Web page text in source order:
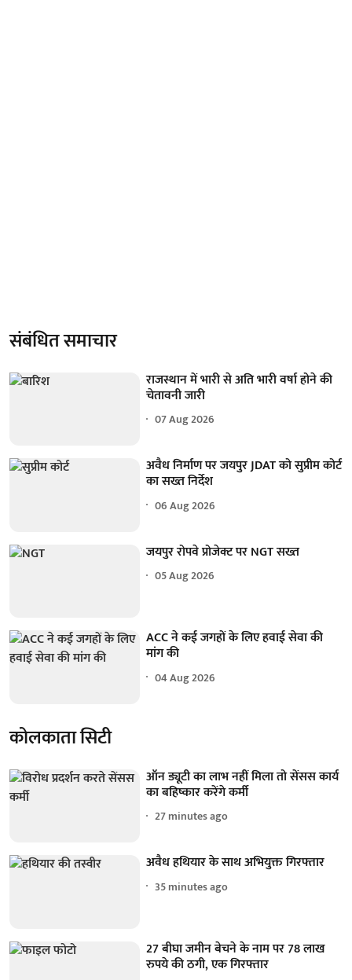
संबंधित समाचार
राजस्थान में भारी से अति भारी वर्षा होने की
चेतावनी जारी
07 Aug 2026
अवैध निर्माण पर जयपुर JDAT को सुप्रीम कोर्ट
का सख्त निर्देश
06 Aug 2026
जयपुर रोपवे प्रोजेक्ट पर NGT सख्त
05 Aug 2026
ACC ने कई जगहों के लिए हवाई सेवा की
मांग की
04 Aug 2026
कोलकाता सिटी
ऑन ड्यूटी का लाभ नहीं मिला तो सेंसस कार्य
का बहिष्कार करेंगे कर्मी
27 minutes ago
अवैध हथियार के साथ अभियुक्त गिरफ्तार
35 minutes ago
27 बीघा जमीन बेचने के नाम पर 78 लाख
रुपये की ठगी, एक गिरफ्तार